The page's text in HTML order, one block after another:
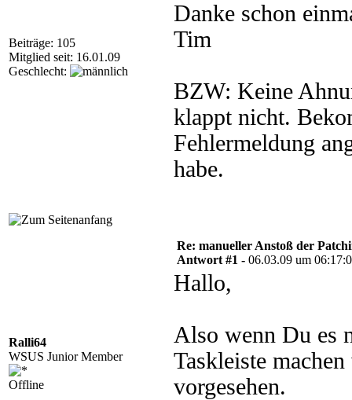
Beiträge: 105
Mitglied seit: 16.01.09
Geschlecht:
Danke schon
Tim
BZW: Keine
klappt nicht.
Fehlermeldung
habe.
Ralli64
WSUS Junior Member
Offline
Re: manueller Anstoß der
Antwort #1 - 06.03.09 um
Hallo,
Also wenn Du es
Taskleiste
vorgesehen.